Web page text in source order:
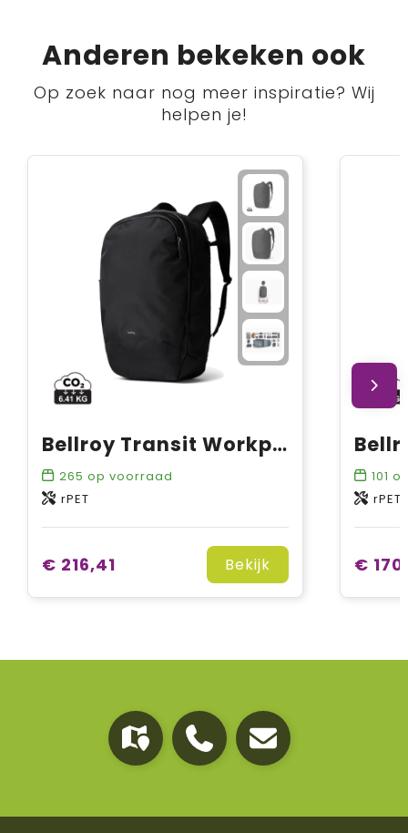
Anderen bekeken ook
Op zoek naar nog meer inspiratie? Wij
helpen je!
Bellroy Transit Workpack Pro 28L
265 op voorraad
rPET
€ 216,41 Bekijk
101
rPET
€